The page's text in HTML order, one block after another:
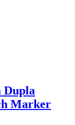
Dupla
Marker